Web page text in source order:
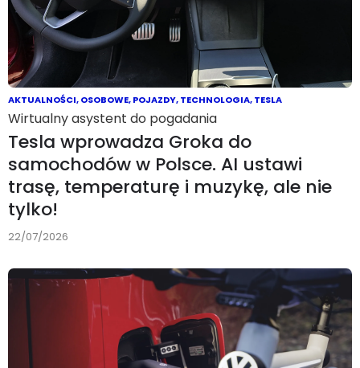
AKTUALNOŚCI,OSOBOWE,POJAZDY,TECHNOLOGIA,TESLA
Wirtualny asystent do pogadania
Tesla wprowadza Groka do
samochodów w Polsce. AI ustawi
trasę, temperaturę i muzykę, ale nie
tylko!
22/07/2026